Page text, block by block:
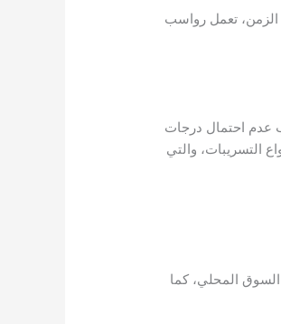
الزمن، تعمل رواسب
عدم احتمال درجات
التسريبات، والتي
المحلي، كما